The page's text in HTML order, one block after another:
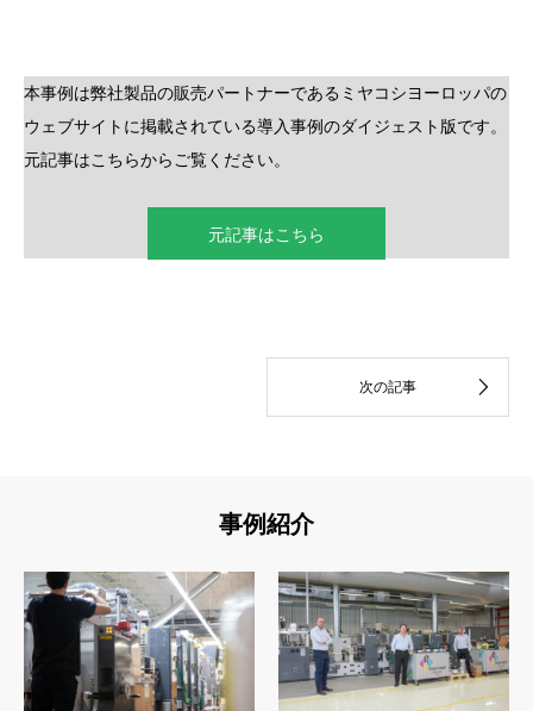
本事例は弊社製品の販売パートナーであるミヤコシヨーロッパの
ウェブサイトに掲載されている導入事例のダイジェスト版です。
元記事はこちらからご覧ください。
元記事はこちら
事例紹介